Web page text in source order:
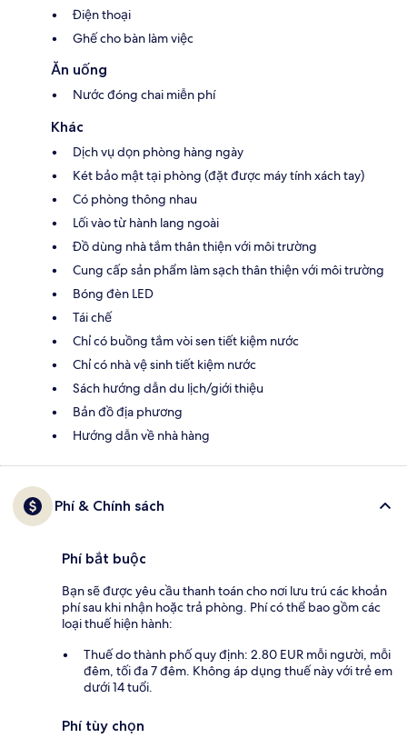
Điện thoại
Ghế cho bàn làm việc
Ăn uống
Nước đóng chai miễn phí
Khác
Dịch vụ dọn phòng hàng ngày
Két bảo mật tại phòng (đặt được máy tính xách tay)
Có phòng thông nhau
Lối vào từ hành lang ngoài
Đồ dùng nhà tắm thân thiện với môi trường
Cung cấp sản phẩm làm sạch thân thiện với môi trường
Bóng đèn LED
Tái chế
Chỉ có buồng tắm vòi sen tiết kiệm nước
Chỉ có nhà vệ sinh tiết kiệm nước
Sách hướng dẫn du lịch/giới thiệu
Bản đồ địa phương
Hướng dẫn về nhà hàng
Phí & Chính sách
Phí bắt buộc
Bạn sẽ được yêu cầu thanh toán cho nơi lưu trú các khoản
phí sau khi nhận hoặc trả phòng. Phí có thể bao gồm các
loại thuế hiện hành:
Thuế do thành phố quy định: 2.80 EUR mỗi người, mỗi
đêm, tối đa 7 đêm. Không áp dụng thuế này với trẻ em
dưới 14 tuổi.
Phí tùy chọn